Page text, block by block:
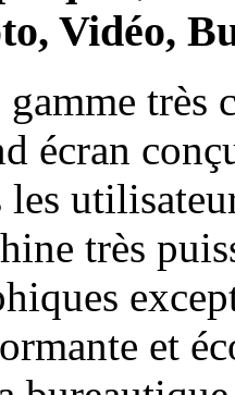
Vidéo,
gamme très
écran
les
très
et